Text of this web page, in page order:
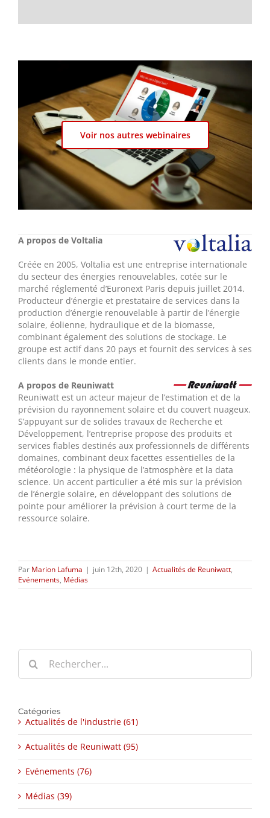
Voir nos autres webinaires
A propos de Voltalia
Créée en 2005, Voltalia est une entreprise internationale
du secteur des énergies renouvelables, cotée sur le
marché réglementé d’Euronext Paris depuis juillet 2014.
Producteur d’énergie et prestataire de services dans la
production d’énergie renouvelable à partir de l’énergie
solaire, éolienne, hydraulique et de la biomasse,
combinant également des solutions de stockage. Le
groupe est actif dans 20 pays et fournit des services à ses
clients dans le monde entier.
A propos de Reuniwatt
Reuniwatt est un acteur majeur de l’estimation et de la
prévision du rayonnement solaire et du couvert nuageux.
S’appuyant sur de solides travaux de Recherche et
Développement, l’entreprise propose des produits et
services fiables destinés aux professionnels de différents
domaines, combinant deux facettes essentielles de la
météorologie : la physique de l’atmosphère et la data
science. Un accent particulier a été mis sur la prévision
de l’énergie solaire, en développant des solutions de
pointe pour améliorer la prévision à court terme de la
ressource solaire.
Par Marion Lafuma | juin 12th, 2020 | Actualités de Reuniwatt,
Evénements, Médias
Rechercher:
Catégories
Actualités de l'industrie (61)
Actualités de Reuniwatt (95)
Evénements (76)
Médias (39)